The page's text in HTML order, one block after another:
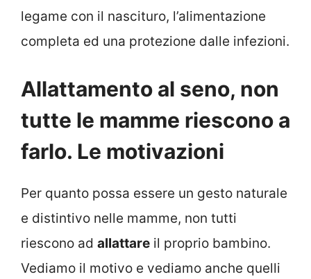
legame con il nascituro, l’alimentazione
completa ed una protezione dalle infezioni.
Allattamento al seno, non
tutte le mamme riescono a
farlo. Le motivazioni
Per quanto possa essere un gesto naturale
e distintivo nelle mamme, non tutti
riescono ad allattare il proprio bambino.
Vediamo il motivo e vediamo anche quelli